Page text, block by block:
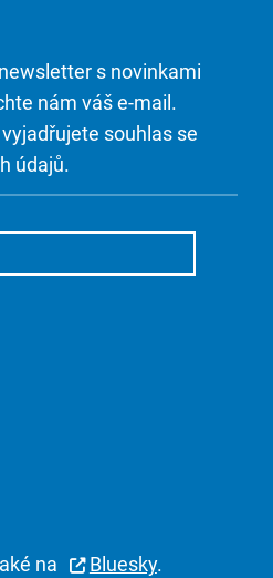
s novinkami
nám váš e-mail.
souhlas se
údajů.
na Bluesky.